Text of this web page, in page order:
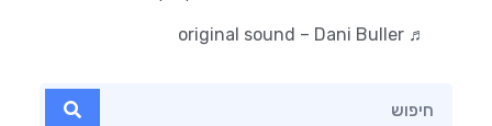
♬ original sound – Dani Buller